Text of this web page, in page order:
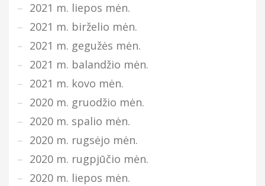
2021 m. liepos mėn.
2021 m. birželio mėn.
2021 m. gegužės mėn.
2021 m. balandžio mėn.
2021 m. kovo mėn.
2020 m. gruodžio mėn.
2020 m. spalio mėn.
2020 m. rugsėjo mėn.
2020 m. rugpjūčio mėn.
2020 m. liepos mėn.